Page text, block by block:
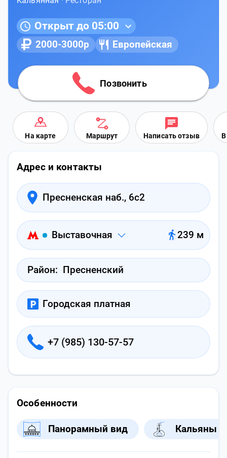
Открыт до 05:00
2000-3000р Европейская
Позвонить
На карте Маршрут Написать отзыв В
Адрес и контакты
Пресненская наб., 6с2
Выставочная 239 м
Район: Пресненский
Городская платная
+7 (985) 130-57-57
Особенности
Панорамный вид Кальяны